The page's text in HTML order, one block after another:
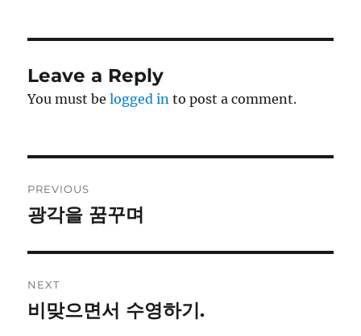
Leave a Reply
You must belogged in to post a comment.
navigation
PREVIOUS
Previous
광각을 꿈꾸며
NEXT
Next
비맞으면서 수영하기.